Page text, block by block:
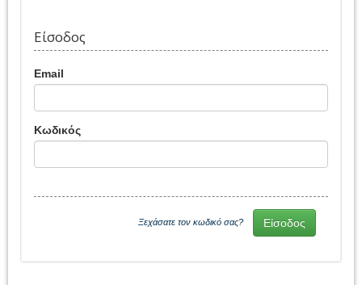
Είσοδος
Email
Κωδικός
Ξεχάσατε τον κωδικό σας?